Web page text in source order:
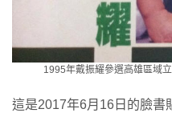
1995年戴振耀參選高雄區域
這是2017年6月16日的臉書